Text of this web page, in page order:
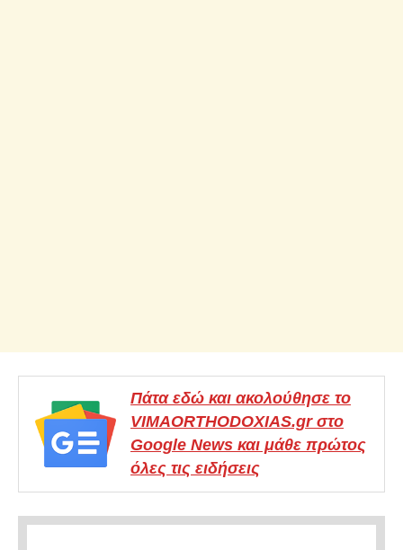
Πάτα εδώ και ακολούθησε το
VIMAORTHODOXIAS.gr στο
Google News και μάθε πρώτος
όλες τις ειδήσεις